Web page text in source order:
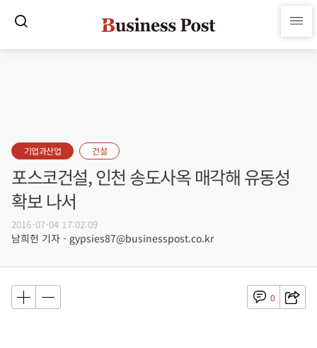
기업과산업 건설
포스코건설, 인천 송도사옥 매각해 유동성
확보 나서
2016-07-04 17:02:09
남희헌 기자 - gypsies87@businesspost.co.kr
0